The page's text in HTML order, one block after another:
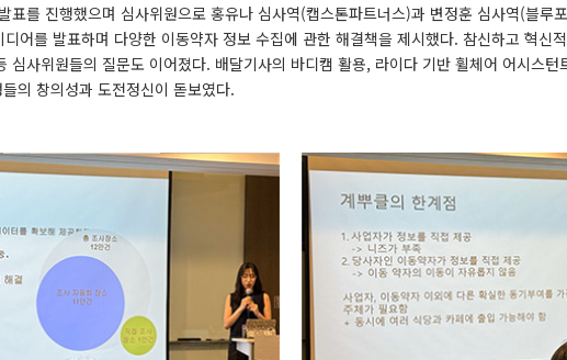
표를 진행했으며 심사위원으로 홍유나 심사역(캡스톤파트너스)과 변정훈 심사역(블루
어를 발표하며 다양한 이동약자 정보 수집에 관한 해결책을 제시했다. 참신하고 혁신
심사위원들의 질문도 이어졌다. 배달기사의 바디캠 활용, 라이다 기반 휠체어 어시스
의 창의성과 도전정신이 돋보였다.